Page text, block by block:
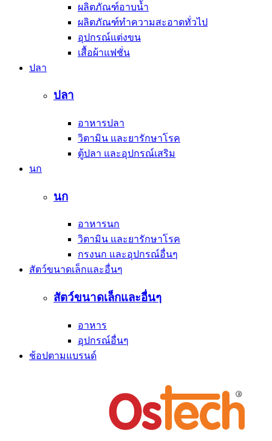
ผลิตภัณฑ์อาบน้ำ
ผลิตภัณฑ์ทำความสะอาดทั่วไป
อุปกรณ์แต่งขน
เสื้อผ้าแฟชั่น
ปลา
ปลา
อาหารปลา
วิตามิน และยารักษาโรค
ตู้ปลา และอุปกรณ์เสริม
นก
นก
อาหารนก
วิตามิน และยารักษาโรค
กรงนก และอุปกรณ์อื่นๆ
สัตว์ขนาดเล็กและอื่นๆ
สัตว์ขนาดเล็กและอื่นๆ
อาหาร
อุปกรณ์อื่นๆ
ช้อปตามแบรนด์